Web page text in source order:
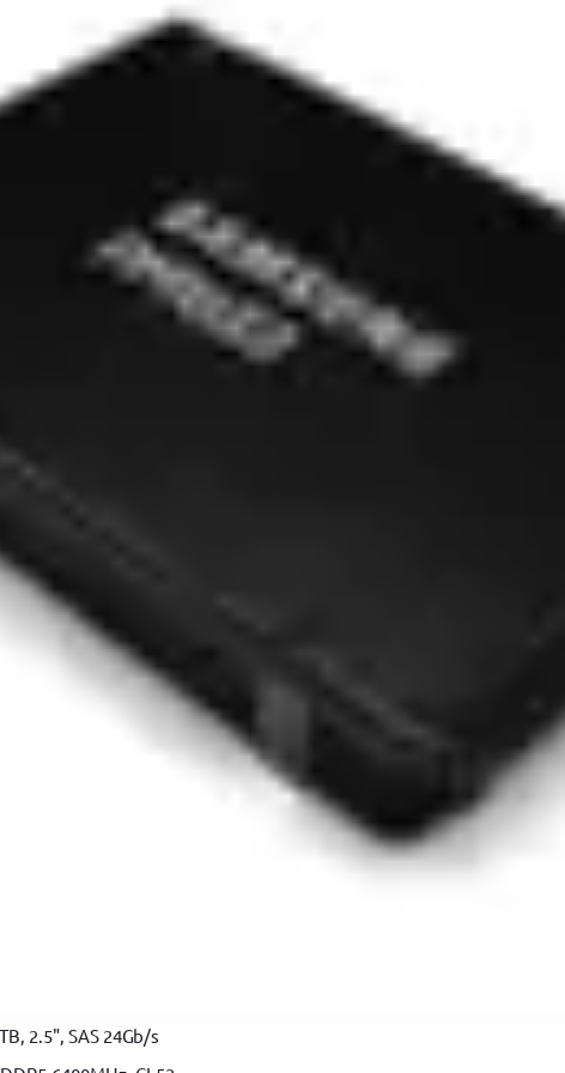
2.5", SAS 24Gb/s
Bloc C, Drumul Intre Tarlale 160 - 174, Sector 3, Bucureşti.